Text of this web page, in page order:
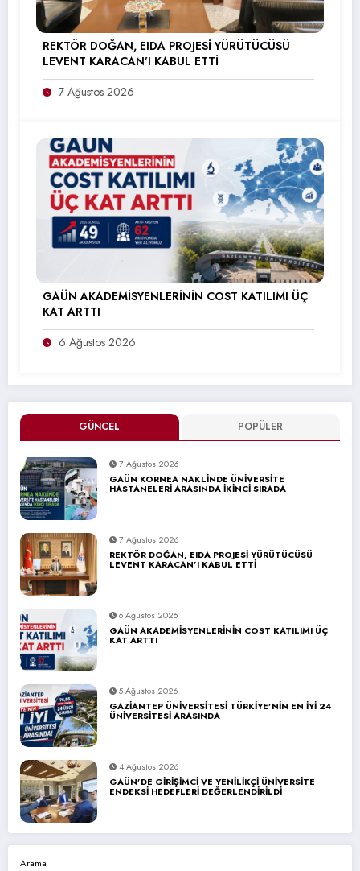
GÜNCEL POPÜLER
7 Ağustos 2026
GAÜN KORNEA NAKLİNDE ÜNİVERSİTE
HASTANELERİ ARASINDA İKİNCİ SIRADA
7 Ağustos 2026
REKTÖR DOĞAN, EIDA PROJESİ YÜRÜTÜCÜSÜ
LEVENT KARACAN’I KABUL ETTİ
6 Ağustos 2026
GAÜN AKADEMİSYENLERİNİN COST KATILIMI ÜÇ
KAT ARTTI
5 Ağustos 2026
GAZİANTEP ÜNİVERSİTESİ TÜRKİYE’NİN EN İYİ 24
ÜNİVERSİTESİ ARASINDA
4 Ağustos 2026
GAÜN’DE GİRİŞİMCİ VE YENİLİKÇİ ÜNİVERSİTE
ENDEKSİ HEDEFLERİ DEĞERLENDİRİLDİ
Arama
REKTÖR DOĞAN, EIDA PROJESİ YÜRÜTÜCÜSÜ
LEVENT KARACAN’I KABUL ETTİ
7 Ağustos 2026
GAÜN AKADEMİSYENLERİNİN COST KATILIMI ÜÇ
KAT ARTTI
6 Ağustos 2026